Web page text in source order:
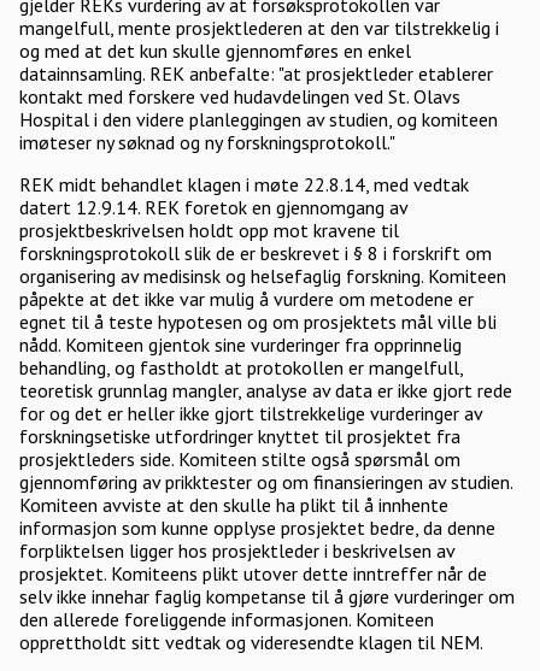
gjelder REKs vurdering av at forsøksprotokollen var
mangelfull, mente prosjektlederen at den var tilstrekkelig i
og med at det kun skulle gjennomføres en enkel
datainnsamling. REK anbefalte: "at prosjektleder etablerer
kontakt med forskere ved hudavdelingen ved St. Olavs
Hospital i den videre planleggingen av studien, og komiteen
imøteser ny søknad og ny forskningsprotokoll."
REK midt behandlet klagen i møte 22.8.14, med vedtak
datert 12.9.14. REK foretok en gjennomgang av
prosjektbeskrivelsen holdt opp mot kravene til
forskningsprotokoll slik de er beskrevet i § 8 i forskrift om
organisering av medisinsk og helsefaglig forskning. Komiteen
påpekte at det ikke var mulig å vurdere om metodene er
egnet til å teste hypotesen og om prosjektets mål ville bli
nådd. Komiteen gjentok sine vurderinger fra opprinnelig
behandling, og fastholdt at protokollen er mangelfull,
teoretisk grunnlag mangler, analyse av data er ikke gjort rede
for og det er heller ikke gjort tilstrekkelige vurderinger av
forskningsetiske utfordringer knyttet til prosjektet fra
prosjektleders side. Komiteen stilte også spørsmål om
gjennomføring av prikktester og om finansieringen av studien.
Komiteen avviste at den skulle ha plikt til å innhente
informasjon som kunne opplyse prosjektet bedre, da denne
forpliktelsen ligger hos prosjektleder i beskrivelsen av
prosjektet. Komiteens plikt utover dette inntreffer når de
selv ikke innehar faglig kompetanse til å gjøre vurderinger om
den allerede foreliggende informasjonen. Komiteen
opprettholdt sitt vedtak og videresendte klagen til NEM.